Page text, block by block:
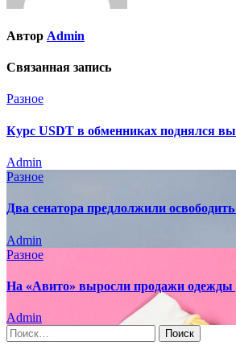
Автор Admin
Связанная запись
Разное
Курс USDT в обменниках поднялся
Admin
Разное
Два сенатора предлолжили
Admin
Разное
На «Авито» выросли продажи одежды
Admin
Найти: